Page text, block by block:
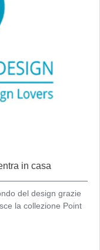
in casa
del design grazie
la collezione Point